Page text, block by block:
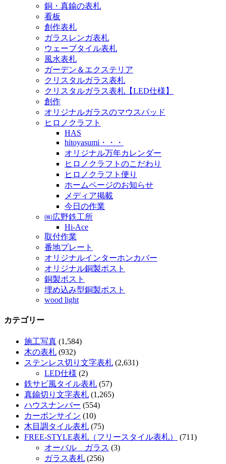
銅・真鍮の表札
看板
創作表札
ガラスレンガ表札
ウェーブタイル表札
風水表札
ガーデン＆エクステリア
クリスタルガラス表札
クリスタルガラス表札【LED仕様】
創作
オリジナルガラスのマウスパッド
ヒロノクラフト
HAS
hitoyasumi・・・
オリジナル万年カレンダー
ヒロノクラフトのこだわり
ヒロノクラフト便り
ホームページのお知らせ
メディア掲載
今日の作業
㈱広野鉄工所
Hi-Ace
取付作業
番地プレート
オリジナルインターホンカバー
オリジナル銅製ポスト
銅製ポスト
埋め込み型銅製ポスト
wood light
カテゴリー
施工写真 (1,584)
木の表札 (932)
ステンレス切り文字表札 (2,631)
LED仕様 (2)
鉄サビ風タイル表札 (57)
真鍮切り文字表札 (1,265)
ハウスナンバー (554)
カーボンサイン (10)
木目調タイル表札 (75)
FREE-STYLE表札（フリースタイル表札）
(711)
オーバル ガラス (3)
ガラス表札 (256)